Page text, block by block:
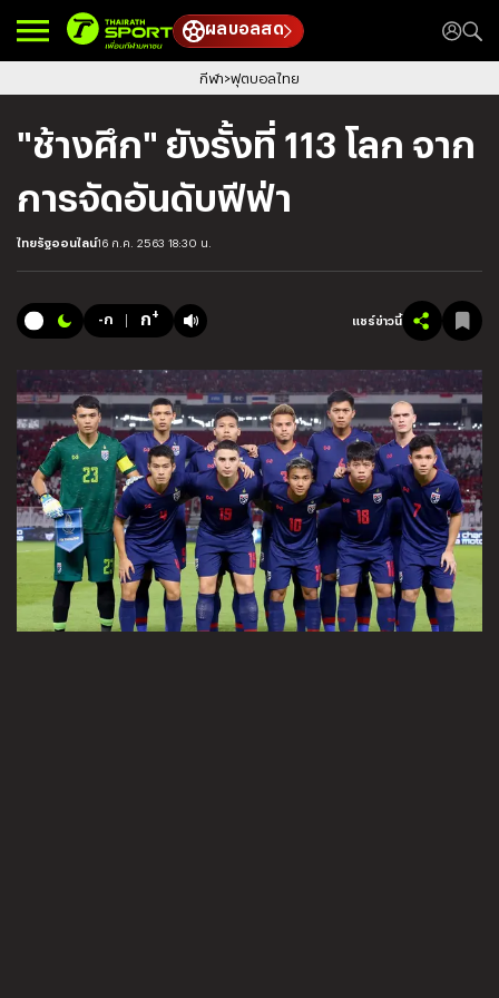
ผลบอลสด
กีฬา ฟุตบอลไทย
"ช้างศึก" ยังรั้งที่ 113 โลก จาก
การจัดอันดับฟีฟ่า
ไทยรัฐออนไลน์16 ก.ค. 2563 18:30 น.
-ก ก+ แชร์ข่าวนี้